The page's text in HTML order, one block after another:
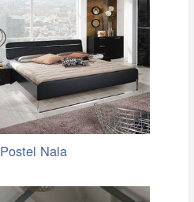
Postel Nala